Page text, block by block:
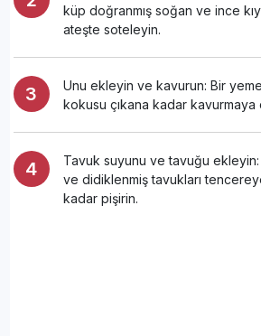
küp doğranmış soğan ve ince
ateşte soteleyin.
Unu ekleyin ve kavurun: Bir
kokusu çıkana kadar kavurmaya
Tavuk suyunu ve tavuğu
ve didiklenmiş tavukları
kadar pişirin.